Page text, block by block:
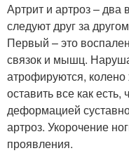
Артрит и артроз – два
следуют друг за
Первый – это
связок и мышц.
атрофируются, колено
оставить все как
деформацией
артроз. Укорочение
проявления.